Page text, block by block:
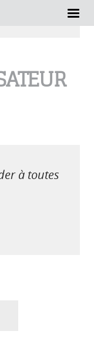
à toutes